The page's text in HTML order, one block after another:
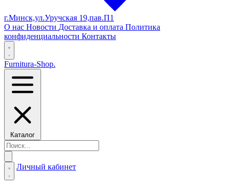
г.Минск,ул.Уручская 19,пав.П1
О нас Новости Доставка и оплата Политика
конфиденциальности Контакты
Furnitura-Shop.
Каталог
Личный кабинет